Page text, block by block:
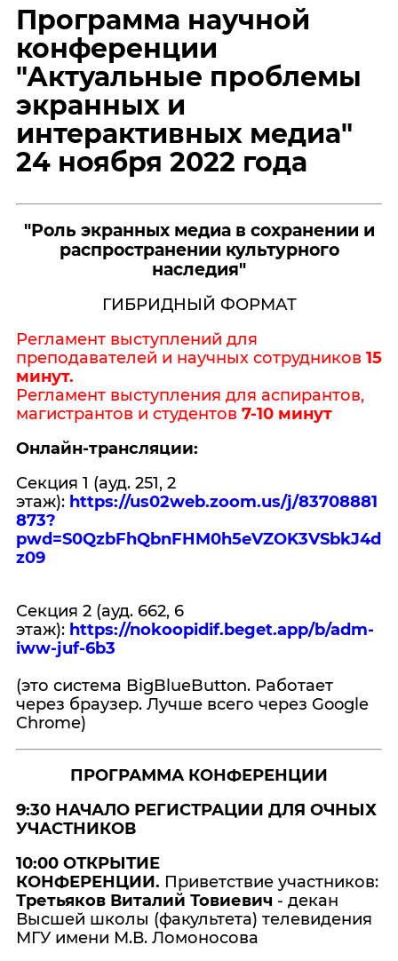
Программа научной
конференции
"Актуальные проблемы
экранных и
интерактивных медиа"
24 ноября 2022 года
"Роль экранных медиа в сохранении и
распространении культурного
наследия"
ГИБРИДНЫЙ ФОРМАТ
Регламент выступлений для
преподавателей и научных сотрудников 15
минут.
Регламент выступления для аспирантов,
магистрантов и студентов 7-10 минут
Онлайн-трансляции:
Секция 1 (ауд. 251, 2
этаж): https://us02web.zoom.us/j/83708881
873?
pwd=S0QzbFhQbnFHM0h5eVZOK3VSbkJ4d
z09
Секция 2 (ауд. 662, 6
этаж): https://nokoopidif.beget.app/b/adm-
iww-juf-6b3
(это система BigBlueButton. Работает
через браузер. Лучше всего через Google
Chrome)
ПРОГРАММА КОНФЕРЕНЦИИ
9:30 НАЧАЛО РЕГИСТРАЦИИ ДЛЯ ОЧНЫХ
УЧАСТНИКОВ
10:00 ОТКРЫТИЕ
КОНФЕРЕНЦИИ. Приветствие участников:
Третьяков Виталий Товиевич - декан
Высшей школы (факультета) телевидения
МГУ имени М.В. Ломоносова